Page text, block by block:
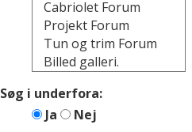
Søg i underfora:
Ja
Nej